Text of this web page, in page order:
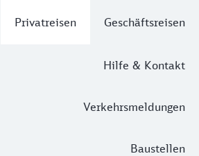
Privatreisen Geschäftsreisen
Hilfe & Kontakt
Verkehrsmeldungen
Baustellen